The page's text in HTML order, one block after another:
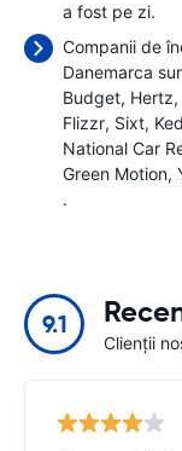
a fost pe zi.
Companii de
Danemarca
Budget Hertz
Flizzr Sixt
National Car
Green Motion
.
9.1
Clienții